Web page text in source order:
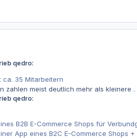
qedro:
ca. 35 Mitarbeitern
zahlen meist deutlich mehr als kleinere
qedro:
B2B E-Commerce Shops für
App eines B2C E-Commerce Shops